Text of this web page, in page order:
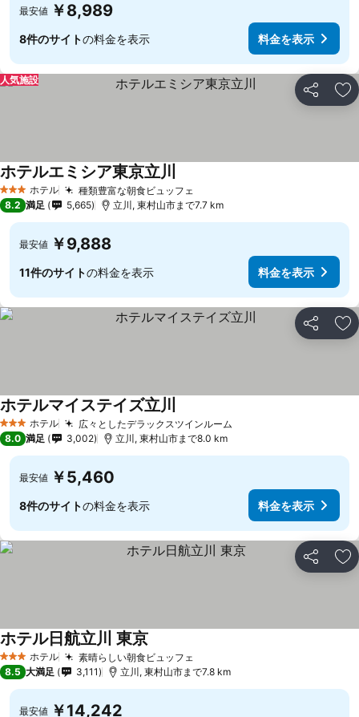
最安値 ￥8,989
8件のサイトの料金を表示 料金を表示
シェア お
人気施設
3 ホテルのランク
ホテル 種類豊富な朝食ビュッフェ
ホテルエミシア東京立川
8.2 満足 5,665 立川, 東村山市まで7.7 km
最安値 ￥9,888
11件のサイトの料金を表示 料金を表示
シェア お
3 ホテルのランク
ホテル 広々としたデラックスツインルーム
ホテルマイステイズ立川
8.0 満足 3,002 立川, 東村山市まで8.0 km
最安値 ￥5,460
8件のサイトの料金を表示 料金を表示
シェア お
3 ホテルのランク
ホテル 素晴らしい朝食ビュッフェ
ホテル日航立川 東京
8.5 大満足 3,111 立川, 東村山市まで7.8 km
最安値 ￥14,242